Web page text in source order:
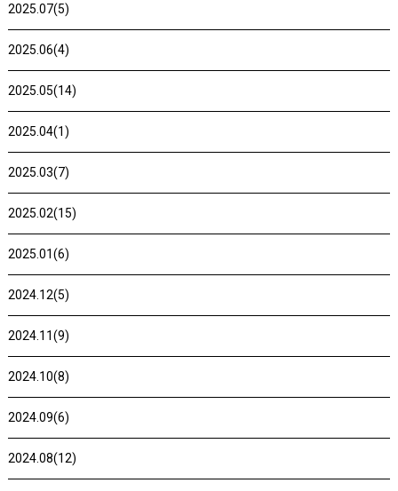
2025.07(5)
2025.06(4)
2025.05(14)
2025.04(1)
2025.03(7)
2025.02(15)
2025.01(6)
2024.12(5)
2024.11(9)
2024.10(8)
2024.09(6)
2024.08(12)